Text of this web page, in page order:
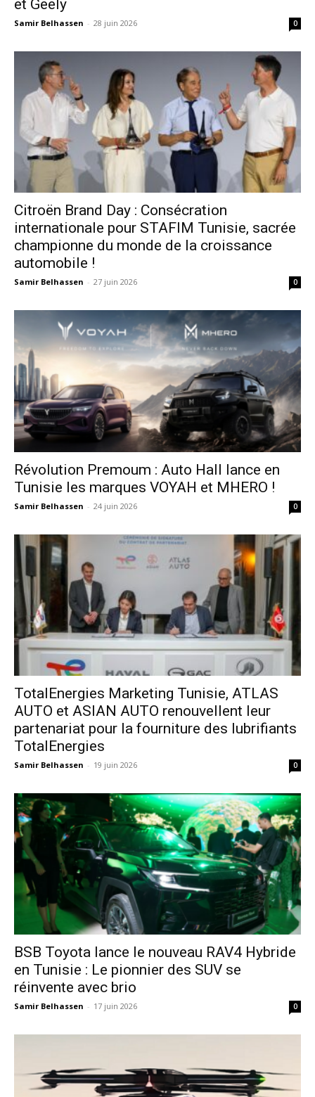
et Geely
Samir Belhassen - 28 juin 2026 0
Citroën Brand Day : Consécration
internationale pour STAFIM Tunisie, sacrée
championne du monde de la croissance
automobile !
Samir Belhassen - 27 juin 2026 0
Révolution Premoum : Auto Hall lance en
Tunisie les marques VOYAH et MHERO !
Samir Belhassen - 24 juin 2026 0
TotalEnergies Marketing Tunisie, ATLAS
AUTO et ASIAN AUTO renouvellent leur
partenariat pour la fourniture des lubrifiants
TotalEnergies
Samir Belhassen - 19 juin 2026 0
​BSB Toyota lance le nouveau RAV4 Hybride
en Tunisie : Le pionnier des SUV se
réinvente avec brio
Samir Belhassen - 17 juin 2026 0